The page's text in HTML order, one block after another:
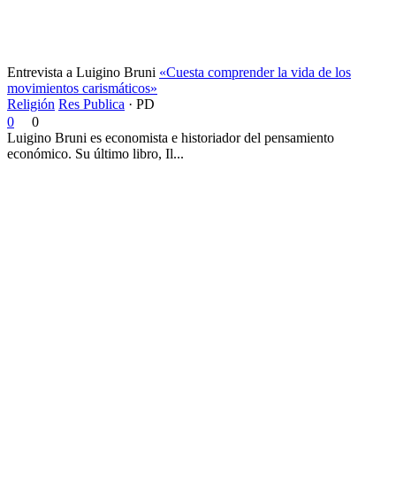
Entrevista a Luigino Bruni «Cuesta comprender la vida de los
movimientos carismáticos»
Religión Res Publica · PD
0
0
Luigino Bruni es economista e historiador del pensamiento
económico. Su último libro, Il...